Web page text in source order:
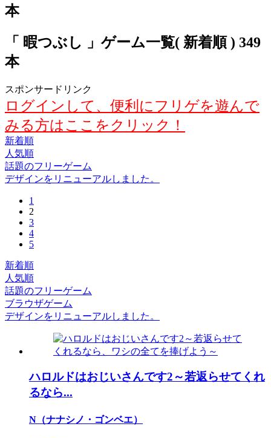
本
「 暇つぶし 」ゲーム一覧( 新着順 ) 349
本
スポンサードリンク
ログインして、便利にフリゲを遊んで
みる方はここをクリック！
新着順
人気順
話題のフリーゲーム
デザインをリニューアルしました。
1
2
3
4
5
新着順
人気順
話題のフリーゲーム
ブラウザゲーム
デザインをリニューアルしました。
ハロルドはおじいさんです2～若返らせてくれ
るなら...
N（ナナシノ・ゴンベエ）